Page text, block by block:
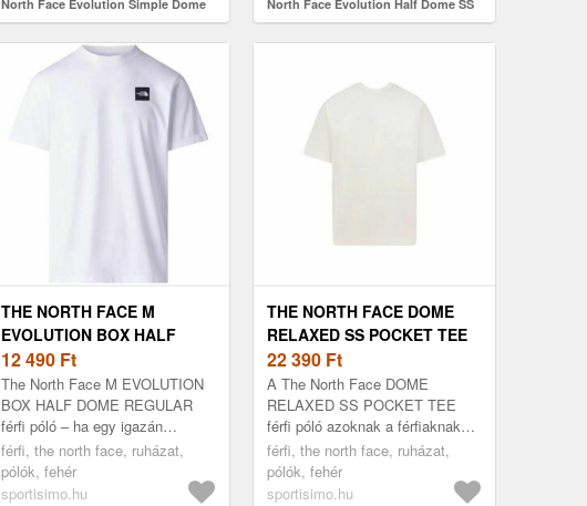
North Face Evolution Simple Dome
SS Tee tnf white (Evolution Simple
Dome NF0A8F9ZFN41)
North Face Evolution Half Dome SS
Tee tnf white (Evolution Half Dome
NF0A8CZ8FN41)
THE NORTH FACE M
EVOLUTION BOX HALF
DOME REGULAR FÉRFI
PÓLÓ, FEHÉR, MÉRET
12 490 Ft
The North Face M EVOLUTION
BOX HALF DOME REGULAR
férfi póló – ha egy igazán
sokoldalú pólóra vágysz, ami
minden helyzetben megállja a
helyét, ezt é...
férfi, the north face, ruházat,
pólók, fehér
sportisimo.hu
THE NORTH FACE DOME
RELAXED SS POCKET TEE
FÉRFI PÓLÓ, FEHÉR,
MÉRET
22 390 Ft
A The North Face DOME
RELAXED SS POCKET TEE
férfi póló azoknak a férfiaknak
készült, akik kényelmes és
stílusos darabot keresnek a
mindennapokra. R...
férfi, the north face, ruházat,
pólók, fehér
sportisimo.hu